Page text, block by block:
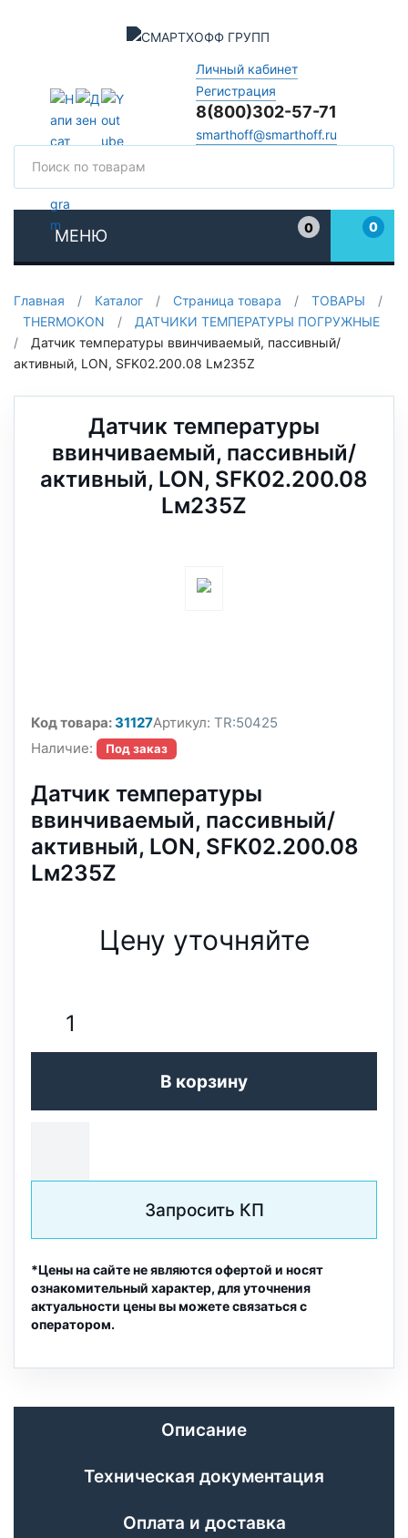
Личный кабинет
Регистрация
8(800)302-57-71
smarthoff@smarthoff.ru
МЕНЮ
0
0
Главная / Каталог / Страница товара / ТОВАРЫ
/
THERMOKON
/
ДАТЧИКИ ТЕМПЕРАТУРЫ ПОГРУЖНЫЕ
/
Датчик температуры ввинчиваемый, пассивный/
активный, LON, SFK02.200.08 Lм235Z
Датчик температуры
ввинчиваемый, пассивный/
активный, LON, SFK02.200.08
Lм235Z
Код товара:31127Артикул: TR:50425
Наличие:
Под заказ
Датчик температуры
ввинчиваемый, пассивный/
активный, LON, SFK02.200.08
Lм235Z
Цену уточняйте
В корзину
Запросить КП
*Цены на сайте не являются офертой и носят
ознакомительный характер, для уточнения
актуальности цены вы можете связаться с
оператором.
Описание
Техническая документация
Оплата и доставка